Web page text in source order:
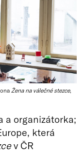
Žena na válečné stezce,
a organizátorka;
která
v ČR